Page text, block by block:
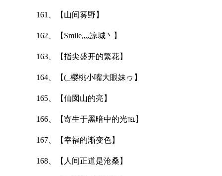
161、【山间雾野】
162、【Smile灬凉城丶】
163、【指尖盛开的繁花】
164、【(_樱桃小嘴大眼妹ゥ】
165、【仙囡山的亮】
166、【寄生于黑暗中的光℡】
167、【幸福的渐变色】
168、【人间正道是沧桑】